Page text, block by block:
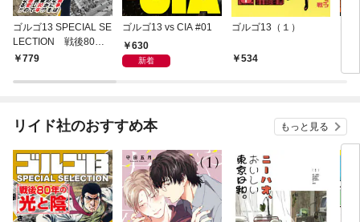
ゴルゴ13 SPECIAL SE
LECTION 戦後80年
の光と陰
779
ゴルゴ13 vs CIA #01
630
新着
ゴルゴ13（１）
534
リイド社のおすすめ本 もっと見る